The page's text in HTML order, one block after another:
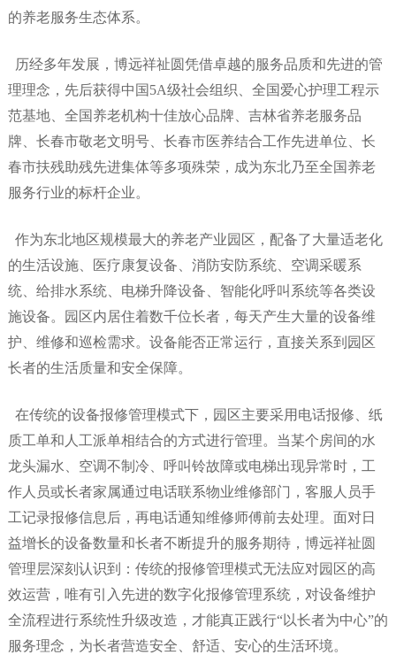
的养老服务生态体系。
历经多年发展，博远祥祉圆凭借卓越的服务品质和先进的管
理理念，先后获得中国 5A级社会组织、全国爱心护理工程示
范基地、全国养老机构十佳放心品牌、吉林省养老服务品
牌、长春市敬老文明号、长春市医养结合工作先进单位、长
春市扶残助残先进集体等多项殊荣，成为东北乃至全国养老
服务行业的标杆企业。
作为东北地区规模最大的养老产业园区，配备了大量适老化
的生活设施、医疗康复设备、消防安防系统、空调采暖系
统、给排水系统、电梯升降设备、智能化呼叫系统等各类设
施设备。园区内居住着数千位长者，每天产生大量的设备维
护、维修和巡检需求。设备能否正常运行，直接关系到园区
长者的生活质量和安全保障。
在传统的设备报修管理模式下，园区主要采用电话报修、纸
质工单和人工派单相结合的方式进行管理。当某个房间的水
龙头漏水、空调不制冷、呼叫铃故障或电梯出现异常时，工
作人员或长者家属通过电话联系物业维修部门，客服人员手
工记录报修信息后，再电话通知维修师傅前去处理。面对日
益增长的设备数量和长者不断提升的服务期待，博远祥祉圆
管理层深刻认识到：传统的报修管理模式无法应对园区的高
效运营，唯有引入先进的数字化报修管理系统，对设备维护
全流程进行系统性升级改造，才能真正践行“以长者为中心”的
服务理念，为长者营造安全、舒适、安心的生活环境。